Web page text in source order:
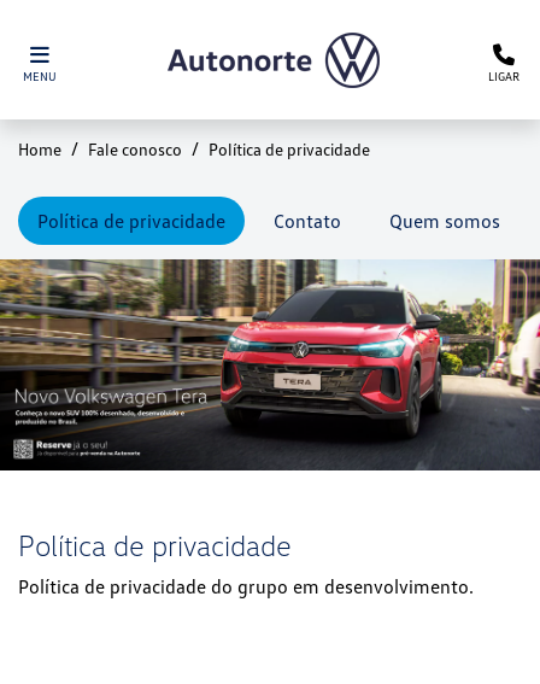
MENU LIGAR
Home Fale conosco Política de privacidade
Contato Quem somos
Política de privacidade
Política de privacidade
Política de privacidade do grupo em desenvolvimento.